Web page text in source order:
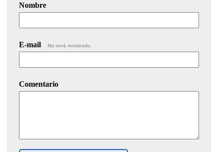
Nombre
E-mail No será mostrado.
Comentario